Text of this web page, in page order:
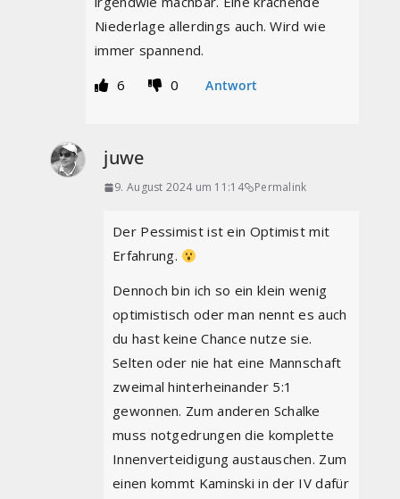
Niederlage allerdings auch. Wird wie
immer spannend.
6
0 Antwort
juwe
9. August 2024 um 11:14 Permalink
Der Pessimist ist ein Optimist mit
Erfahrung.
Dennoch bin ich so ein klein wenig
optimistisch oder man nennt es auch
du hast keine Chance nutze sie.
Selten oder nie hat eine Mannschaft
zweimal hinterheinander 5:1
gewonnen. Zum anderen Schalke
muss notgedrungen die komplette
Innenverteidigung austauschen. Zum
einen kommt Kaminski in der IV dafür